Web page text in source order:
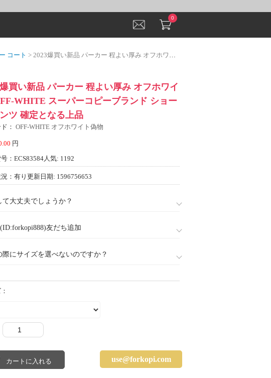
0
コート > 2023爆買い新品 パーカー 程よい厚み オフホワイト OFF-WHITE スーパーコピーブランド ショートパンツ 確定となる上品
買い新品 パーカー 程よい厚み オフホワイ
WHITE スーパーコピーブランド ショー
ンツ 確定となる上品
： OFF-WHITE オフホワイト偽物
円
：ECS83584人気: 1192
：有り更新日期: 1596756653
て大丈夫でしょうか？
友だち追加
際にサイズを選べないのですか？
use@forkopi.com